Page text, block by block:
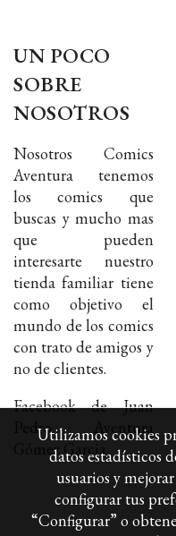
UN POCO
SOBRE
NOSOTROS
Nosotros Comics
Aventura tenemos
los comics que
buscas y mucho mas
que pueden
interesarte nuestro
tienda familiar tiene
como objetivo el
mundo de los comics
con trato de amigos y
no de clientes.
Facebook de Juan
Pedro Aventura
Gómez Garcia
Utilizamos cookies
datos estadísticos
usuarios y
configurar tus
“Configurar” o